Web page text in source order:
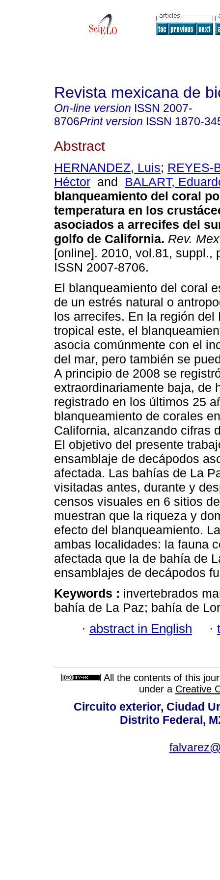
Revista mexicana de
On-line version ISSN 2007-
8706Print version ISSN 1870-
Abstract
HERNANDEZ, Luis; REYES-
Héctor and BALART,
blanqueamiento del coral
temperatura en los
asociados a arrecifes del
golfo de California. Rev.
[online]. 2010, vol.81, suppl.,
ISSN 2007-8706.
El blanqueamiento del coral
de un estrés natural o
los arrecifes. En la región del
tropical este, el
asocia comúnmente con el
del mar, pero también se
A principio de 2008 se
extraordinariamente baja, de
registrado en los últimos 25
blanqueamiento de corales
California, alcanzando cifras
El objetivo del presente
ensamblaje de decápodos
afectada. Las bahías de La
visitadas antes, durante y
censos visuales en 6 sitios
muestran que la riqueza y
efecto del blanqueamiento.
ambas localidades: la fauna
afectada que la de bahía de
ensamblajes de decápodos
Keywords : invertebrados
bahía de La Paz; bahía de
· abstract in English ·
All the contents of this
under a Creative
Circuito exterior, Ciudad
Distrito Federal,